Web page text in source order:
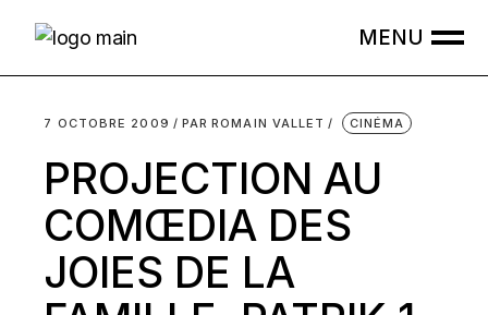
7 OCTOBRE 2009 PAR ROMAIN VALLET CINÉMA
PROJECTION AU
COMŒDIA DES
JOIES DE LA